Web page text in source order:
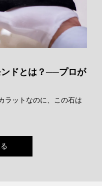
ドとは？──プロが
ラットなのに、この石は